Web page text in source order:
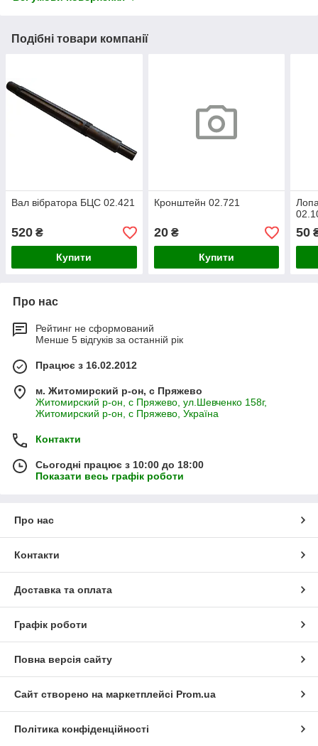
Подібні товари компанії
Вал вібратора БЦС 02.421
520 ₴
Купити
Кронштейн 02.721
20₴
Купити
50
Про нас
Рейтинг не сформований
Менше 5 відгуків за останній рік
Працює з 16.02.2012
м. Житомирский р-он, с Пряжево
Житомирский р-он, с Пряжево, ул.Шевченко 158г,
Житомирский р-он, с Пряжево, Україна
Контакти
Сьогодні працює з 10:00 до 18:00
Показати весь графік роботи
Про нас
Контакти
Доставка та оплата
Графік роботи
Повна версія сайту
Сайт створено на маркетплейсі Prom.ua
Політика конфіденційності